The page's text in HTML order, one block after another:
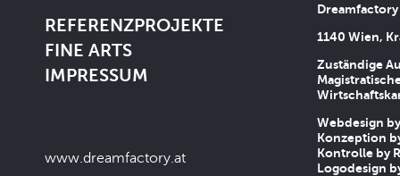
REFERENZPROJEKTE
FINE ARTS
IMPRESSUM
www.dreamfactory.at
1140 Wien,
Zuständige
Webdesign
Konzeption
Kontrolle by
Logodesign